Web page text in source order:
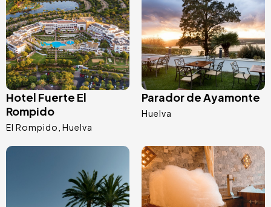
Hotel Fuerte El
Rompido
El Rompido Huelva
Parador de Ayamonte
Huelva
Afbeelding